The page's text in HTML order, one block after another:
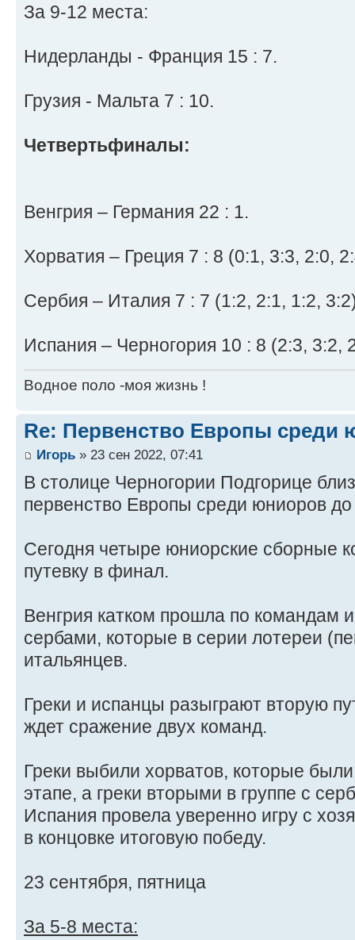
За 9-12 места:
Нидерланды - Франция 15 : 7.
Грузия - Мальта 7 : 10.
Четвертьфиналы:
Венгрия – Германия 22 : 1.
Хорватия – Греция 7 : 8 (0:1, 3:3, 2:0,
Сербия – Италия 7 : 7 (1:2, 2:1, 1:2,
Испания – Черногория 10 : 8 (2:3, 3:2,
Водное поло -моя жизнь !
Re: Первенство Европы среди
Игорь » 23 сен 2022, 07:41
В столице Черногории Подгорице
первенство Европы среди юниоров до
Сегодня четыре юниорские сборные
путевку в финал.
Венгрия катком прошла по командам
сербами, которые в серии лотереи
итальянцев.
Греки и испанцы разыграют вторую
ждет сражение двух команд.
Греки выбили хорватов, которые
этапе, а греки вторыми в группе с
Испания провела уверенно игру с
в концовке итоговую победу.
23 сентября, пятница
За 5-8 места: